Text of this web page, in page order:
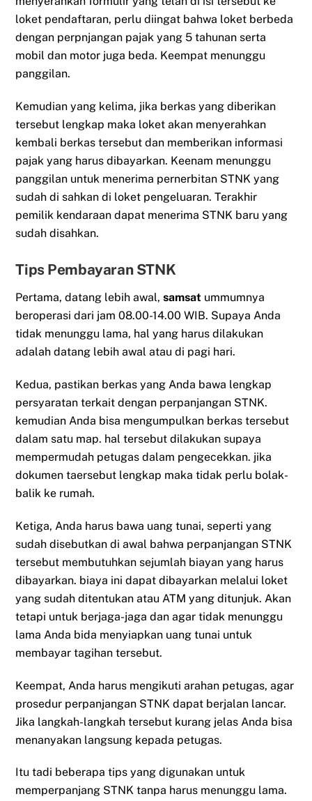
loket pendaftaran, perlu diingat bahwa loket berbeda
dengan perpnjangan pajak yang 5 tahunan serta
mobil dan motor juga beda. Keempat menunggu
panggilan.
Kemudian yang kelima, jika berkas yang diberikan
tersebut lengkap maka loket akan menyerahkan
kembali berkas tersebut dan memberikan informasi
pajak yang harus dibayarkan. Keenam menunggu
panggilan untuk menerima pernerbitan STNK yang
sudah di sahkan di loket pengeluaran. Terakhir
pemilik kendaraan dapat menerima STNK baru yang
sudah disahkan.
Tips Pembayaran STNK
Pertama, datang lebih awal,samsat ummumnya
beroperasi dari jam 08.00-14.00 WIB. Supaya Anda
tidak menunggu lama, hal yang harus dilakukan
adalah datang lebih awal atau di pagi hari.
Kedua, pastikan berkas yang Anda bawa lengkap
persyaratan terkait dengan perpanjangan STNK.
kemudian Anda bisa mengumpulkan berkas tersebut
dalam satu map. hal tersebut dilakukan supaya
mempermudah petugas dalam pengecekkan. jika
dokumen taersebut lengkap maka tidak perlu bolak-
balik ke rumah.
Ketiga, Anda harus bawa uang tunai, seperti yang
sudah disebutkan di awal bahwa perpanjangan STNK
tersebut membutuhkan sejumlah biayan yang harus
dibayarkan. biaya ini dapat dibayarkan melalui loket
yang sudah ditentukan atau ATM yang ditunjuk. Akan
tetapi untuk berjaga-jaga dan agar tidak menunggu
lama Anda bida menyiapkan uang tunai untuk
membayar tagihan tersebut.
Keempat, Anda harus mengikuti arahan petugas, agar
prosedur perpanjangan STNK dapat berjalan lancar.
Jika langkah-langkah tersebut kurang jelas Anda bisa
menanyakan langsung kepada petugas.
Itu tadi beberapa tips yang digunakan untuk
memperpanjang STNK tanpa harus menunggu lama.